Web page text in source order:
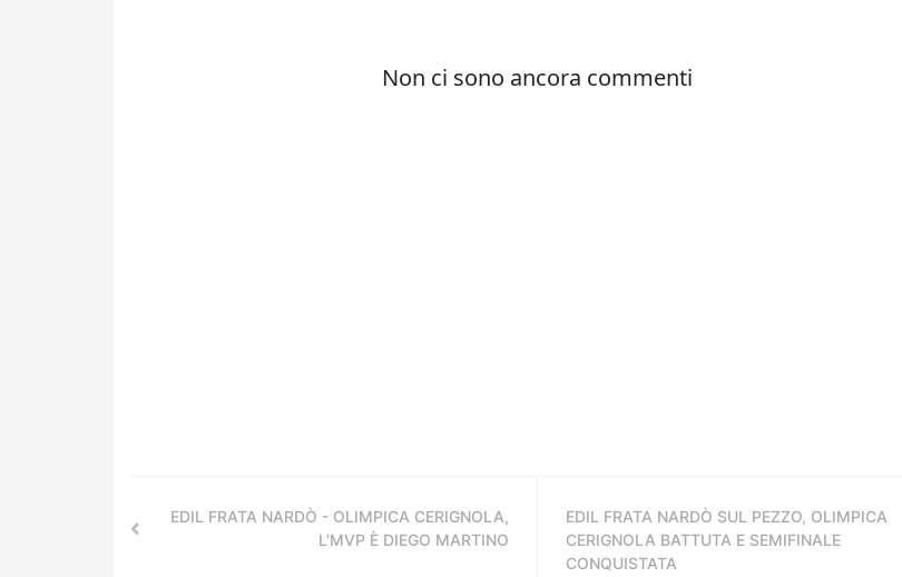
EDIL FRATA NARDÒ - OLIMPICA CERIGNOLA,
L'MVP È DIEGO MARTINO
EDIL FRATA NARDÒ SUL PEZZO, OLIMPICA
CERIGNOLA BATTUTA E SEMIFINALE
CONQUISTATA